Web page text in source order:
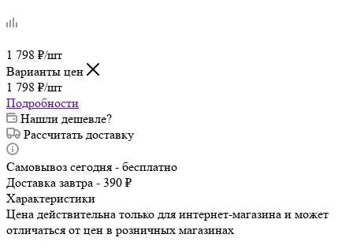
1 798 ₽/шт
Варианты цен
1 798 ₽/шт
Подробности
Нашли дешевле?
Рассчитать доставку
Самовывоз сегодня - бесплатно
Доставка завтра - 390 ₽
Характеристики
Цена действительна только для интернет-магазина и может
отличаться от цен в розничных магазинах